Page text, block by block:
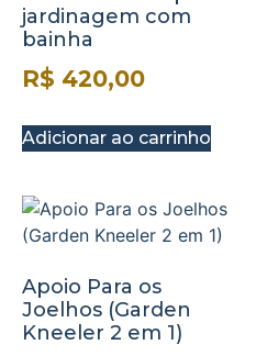
jardinagem com
bainha
R$ 420,00
Adicionar ao carrinho
Apoio Para os
Joelhos (Garden
Kneeler 2 em 1)